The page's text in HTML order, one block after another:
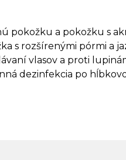
pokožku a pokožku s
s rozšírenými pórmi a
vlasov a proti
dezinfekcia po